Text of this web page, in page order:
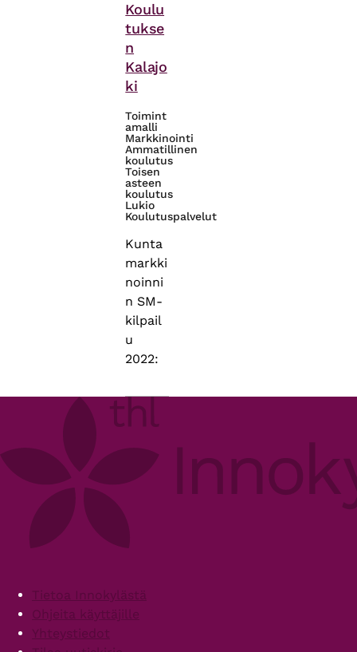
Koulu
tukse
n
Kalajo
ki
Toimint
amalli
Markkinointi
Ammatillinen
koulutus
Toisen
asteen
koulutus
Lukio
Koulutuspalvelut
Kunta
markki
noinni
n SM-
kilpail
u
2022:
FooterTietoa Innokylästä
Ohjeita käyttäjille
Yhteystiedot